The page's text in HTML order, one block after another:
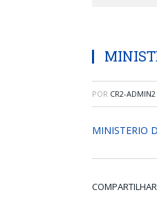
POR CR2-ADMIN2
MINISTERIO